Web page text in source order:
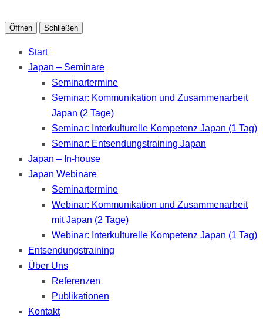
Öffnen Schließen
Start
Japan – Seminare
Seminartermine
Seminar: Kommunikation und Zusammenarbeit
Japan (2 Tage)
Seminar: Interkulturelle Kompetenz Japan (1 Tag)
Seminar: Entsendungstraining Japan
Japan – In-house
Japan Webinare
Seminartermine
Webinar: Kommunikation und Zusammenarbeit
mit Japan (2 Tage)
Webinar: Interkulturelle Kompetenz Japan (1 Tag)
Entsendungstraining
Über Uns
Referenzen
Publikationen
Kontakt